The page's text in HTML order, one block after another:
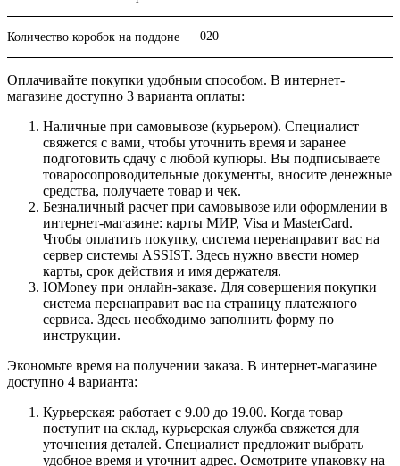
Количество коробок на поддоне 020
Оплачивайте покупки удобным способом. В интернет-
магазине доступно 3 варианта оплаты:
Наличные при самовывозе (курьером). Специалист
свяжется с вами, чтобы уточнить время и заранее
подготовить сдачу с любой купюры. Вы подписываете
товаросопроводительные документы, вносите денежные
средства, получаете товар и чек.
Безналичный расчет при самовывозе или оформлении в
интернет-магазине: карты МИР, Visa и MasterCard.
Чтобы оплатить покупку, система перенаправит вас на
сервер системы ASSIST. Здесь нужно ввести номер
карты, срок действия и имя держателя.
ЮMoney при онлайн-заказе. Для совершения покупки
система перенаправит вас на страницу платежного
сервиса. Здесь необходимо заполнить форму по
инструкции.
Экономьте время на получении заказа. В интернет-магазине
доступно 4 варианта:
Курьерская: работает с 9.00 до 19.00. Когда товар
поступит на склад, курьерская служба свяжется для
уточнения деталей. Специалист предложит выбрать
удобное время и уточнит адрес. Осмотрите упаковку на